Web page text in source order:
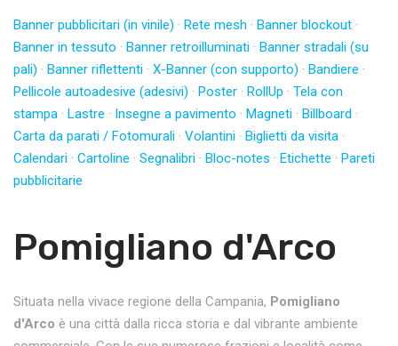
Banner pubblicitari (in vinile) · Rete mesh · Banner blockout ·
Banner in tessuto · Banner retroilluminati · Banner stradali (su
pali) · Banner riflettenti · X-Banner (con supporto) · Bandiere ·
Pellicole autoadesive (adesivi) · Poster · RollUp · Tela con
stampa · Lastre · Insegne a pavimento · Magneti · Billboard ·
Carta da parati / Fotomurali · Volantini · Biglietti da visita ·
Calendari · Cartoline · Segnalibri · Bloc-notes · Etichette · Pareti
pubblicitarie
Pomigliano d'Arco
Situata nella vivace regione della Campania, Pomigliano
d'Arco è una città dalla ricca storia e dal vibrante ambiente